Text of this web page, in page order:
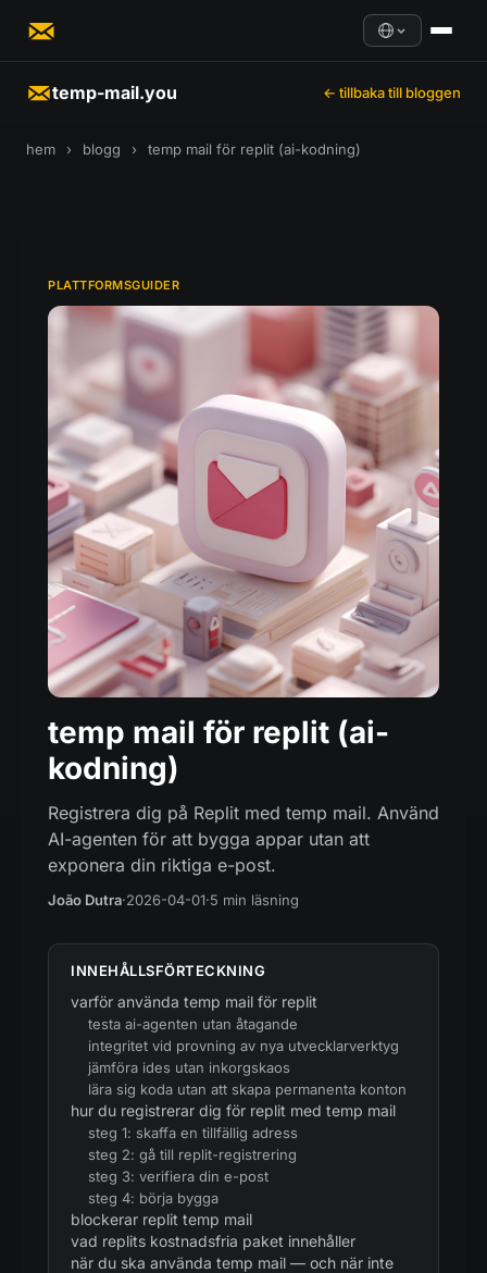
temp-mail.you ← tillbaka till bloggen
hem › blogg › temp mail för replit (ai-kodning)
PLATTFORMSGUIDER
temp mail för replit (ai-
kodning)
Registrera dig på Replit med temp mail. Använd
AI-agenten för att bygga appar utan att
exponera din riktiga e-post.
João Dutra·2026-04-01·5 min läsning
INNEHÅLLSFÖRTECKNING
varför använda temp mail för replit
testa ai-agenten utan åtagande
integritet vid provning av nya utvecklarverktyg
jämföra ides utan inkorgskaos
lära sig koda utan att skapa permanenta konton
hur du registrerar dig för replit med temp mail
steg 1: skaffa en tillfällig adress
steg 2: gå till replit-registrering
steg 3: verifiera din e-post
steg 4: börja bygga
blockerar replit temp mail
vad replits kostnadsfria paket innehåller
när du ska använda temp mail — och när inte